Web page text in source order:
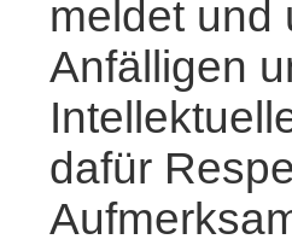
meldet und
Anfälligen
dafür